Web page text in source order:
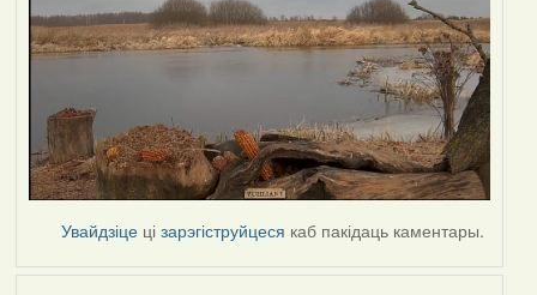
Увайдзіце цізарэгіструйцеся каб пакідаць каментары.